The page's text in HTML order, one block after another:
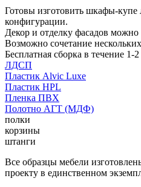
Готовы изготовить шкафы-купе
конфигурации.
Декор и отделку фасадов
Возможно сочетание
Бесплатная сборка в течение 1-
ЛДСП
Пластик Alvic Luxe
Пластик HPL
Пленка ПВХ
Полотно АГТ (МДФ)
полки
корзины
штанги
Все образцы мебели
проекту в единственном